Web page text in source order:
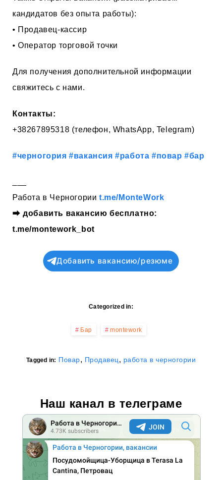
кандидатов без опыта работы):
• Продавец-кассир
• Оператор торговой точки
Для получения дополнительной информации
свяжитесь с нами.
Контакты:
+38267895318 (телефон, WhatsApp, Telegram)
#черногория #вакансия #работа #повар #бар
Работа в Черногории t.me/MonteWork
⮕добавить вакансию бесплатно:
t.me/montework_bot
Добавить вакансию/резюме
Categorized in:
Бар montework
Tagged in: Повар, Продавец, работа в черногории
Наш канал в телеграме